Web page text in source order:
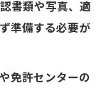
書類や写真、適
準備する必要が
免許センターの